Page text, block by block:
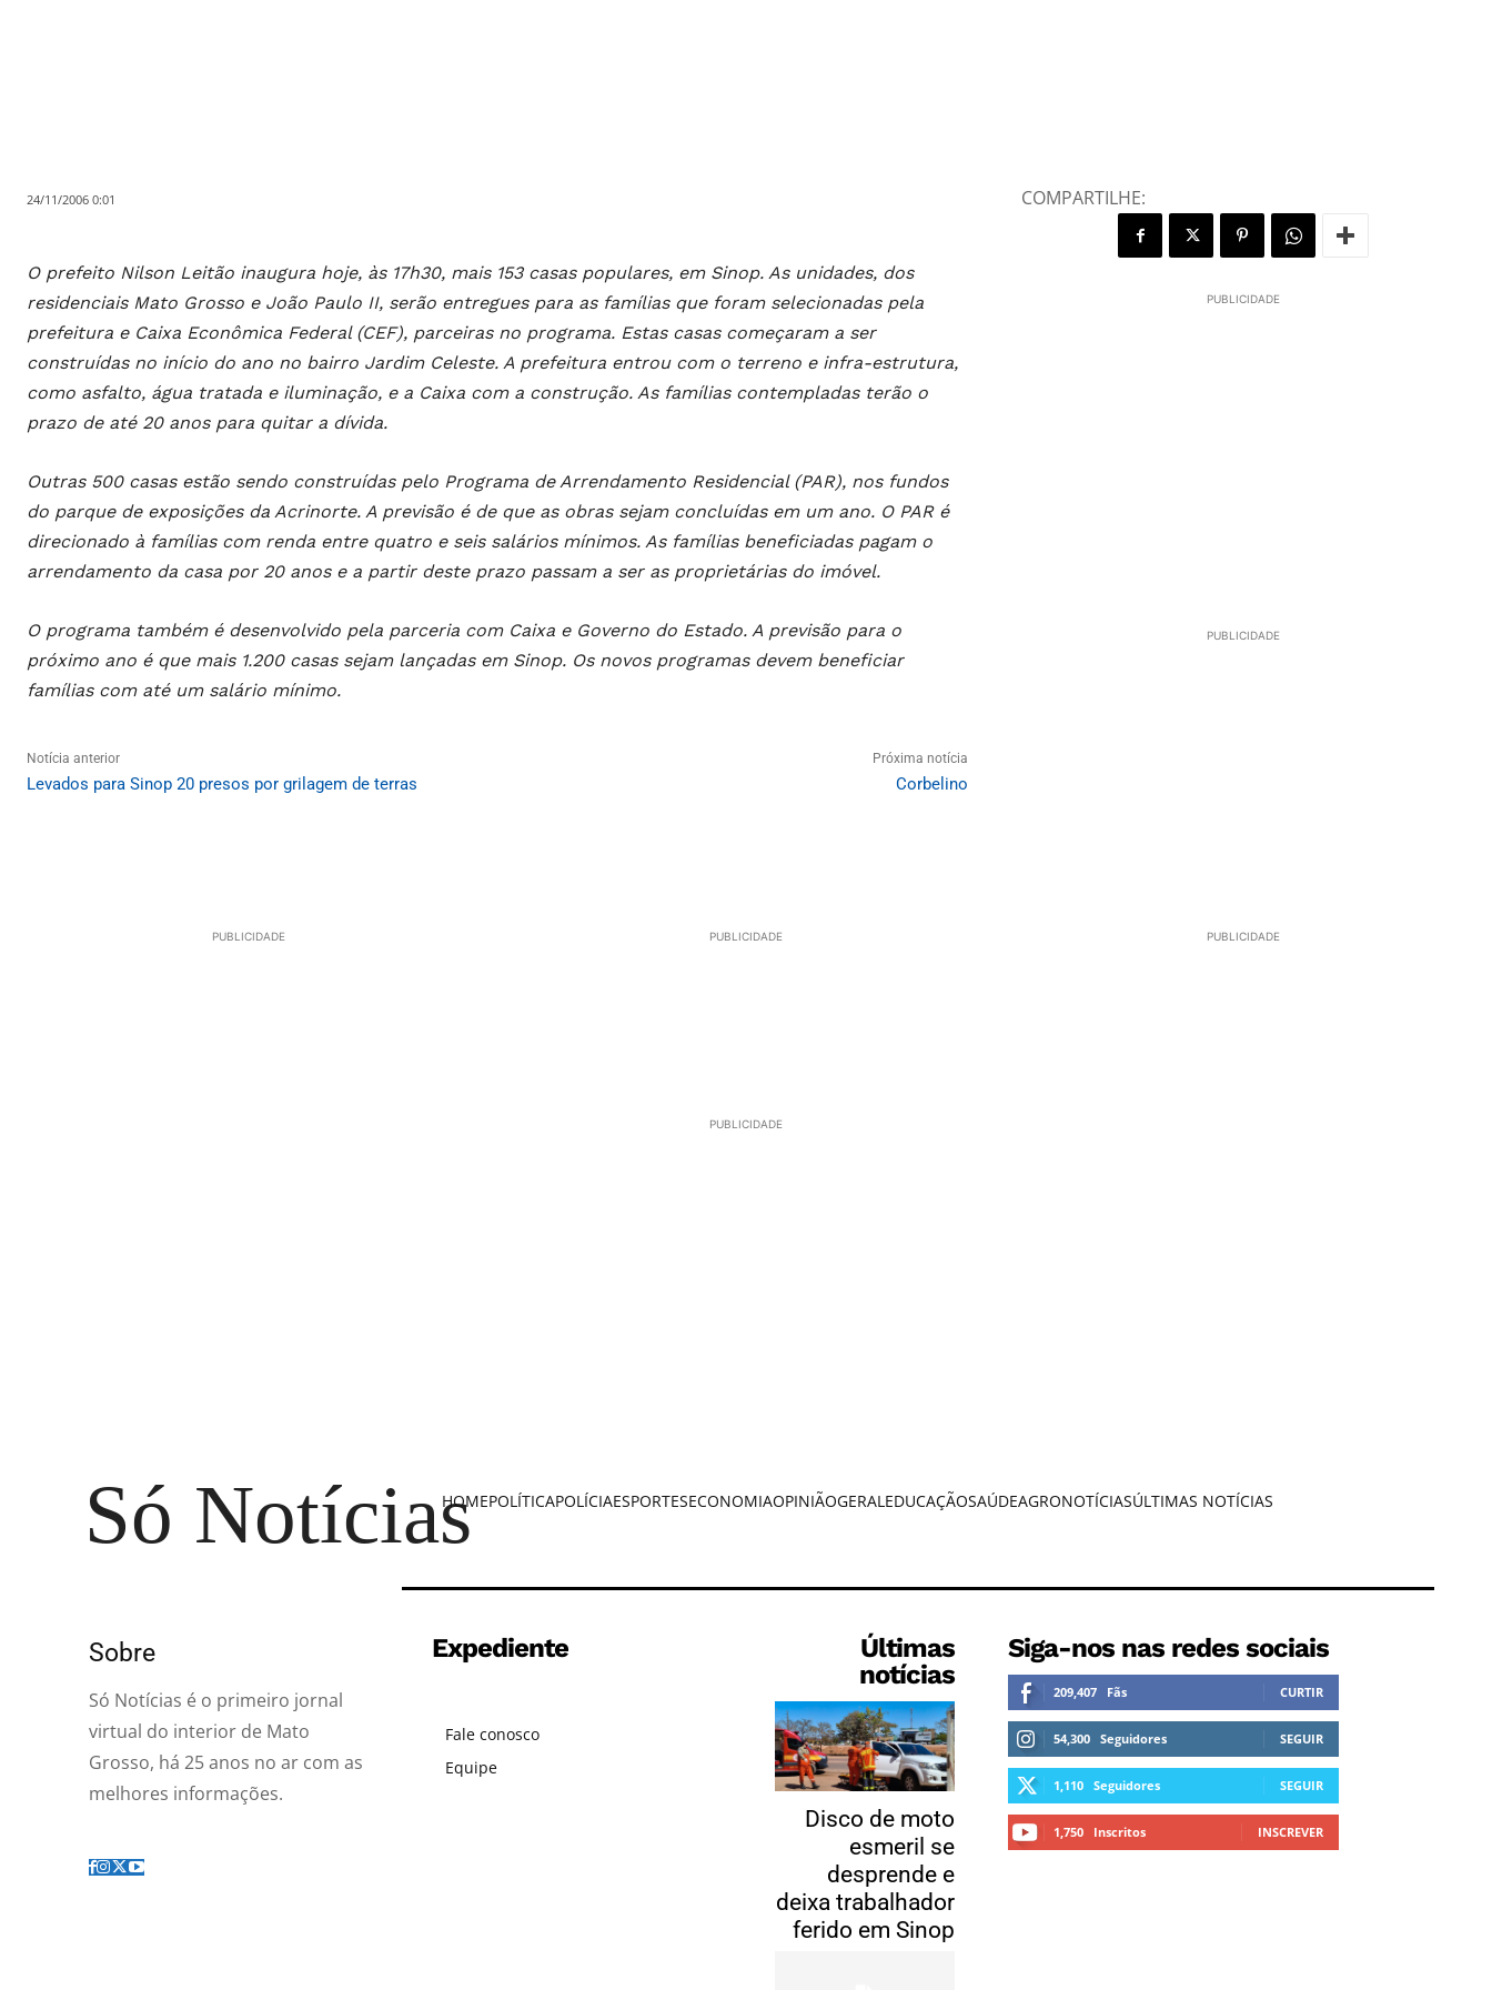
24/11/2006 0:01
O prefeito Nilson Leitão inaugura hoje, às 17h30, mais 153 casas populares, em Sinop. As unidades, dos
residenciais Mato Grosso e João Paulo II, serão entregues para as famílias que foram selecionadas pela
prefeitura e Caixa Econômica Federal (CEF), parceiras no programa. Estas casas começaram a ser
construídas no início do ano no bairro Jardim Celeste. A prefeitura entrou com o terreno e infra-estrutura,
como asfalto, água tratada e iluminação, e a Caixa com a construção. As famílias contempladas terão o
prazo de até 20 anos para quitar a dívida.
Outras 500 casas estão sendo construídas pelo Programa de Arrendamento Residencial (PAR), nos fundos
do parque de exposições da Acrinorte. A previsão é de que as obras sejam concluídas em um ano. O PAR é
direcionado à famílias com renda entre quatro e seis salários mínimos. As famílias beneficiadas pagam o
arrendamento da casa por 20 anos e a partir deste prazo passam a ser as proprietárias do imóvel.
O programa também é desenvolvido pela parceria com Caixa e Governo do Estado. A previsão para o
próximo ano é que mais 1.200 casas sejam lançadas em Sinop. Os novos programas devem beneficiar
famílias com até um salário mínimo.
Notícia anterior
Levados para Sinop 20 presos por grilagem de terras
Próxima notícia
Corbelino
COMPARTILHE:
PUBLICIDADE
PUBLICIDADE
PUBLICIDADE PUBLICIDADE PUBLICIDADE
PUBLICIDADE
Só Notícias
HOMEPOLÍTICAPOLÍCIAESPORTESECONOMIAOPINIÃOGERALEDUCAÇÃOSAÚDEAGRONOTÍCIASÚLTIMAS NOTÍCIAS
Sobre
Só Notícias é o primeiro jornal
virtual do interior de Mato
Grosso, há 25 anos no ar com as
melhores informações.
Expediente
Fale conosco
Equipe
Últimas
notícias
Disco de moto
esmeril se
desprende e
deixa trabalhador
ferido em Sinop
Siga-nos nas redes sociais
209,407 Fãs CURTIR
54,300 Seguidores SEGUIR
1,110 Seguidores SEGUIR
1,750 Inscritos INSCREVER